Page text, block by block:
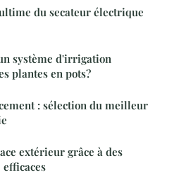
du secateur électrique
système d'irrigation
plantes en pots?
: sélection du meilleur
extérieur grâce à des
efficaces